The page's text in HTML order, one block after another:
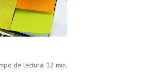
de lectura: 12 min.